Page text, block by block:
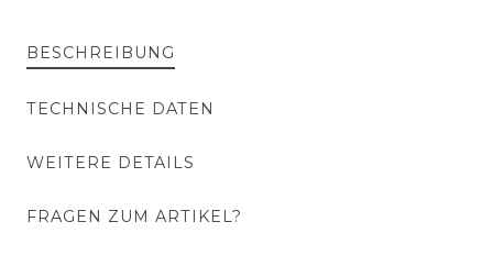
BESCHREIBUNG
TECHNISCHE DATEN
WEITERE DETAILS
FRAGEN ZUM ARTIKEL?